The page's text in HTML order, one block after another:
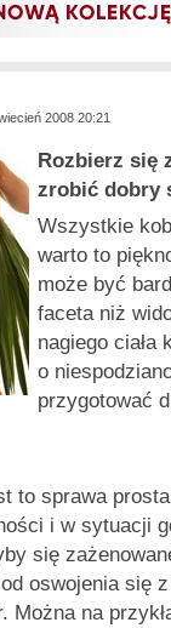
2008 20:21
Rozbierz się
zrobić dobry
Wszystkie
warto to
może być
faceta niż
nagiego ciała
o
przygotować
to sprawa
i w sytuacji
się
oswojenia się z
Można na